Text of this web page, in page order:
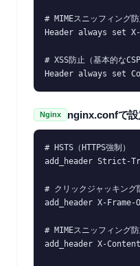
# MIMEスニッフィング
Header always set
# XSS防止（基本的なCSP
Header always
Nginx nginx.confで設
# HSTS（HTTPS強制）
add_header Strict-
# クリックジャッキング
add_header X-Frame-
# MIMEスニッフィング
add_header X-